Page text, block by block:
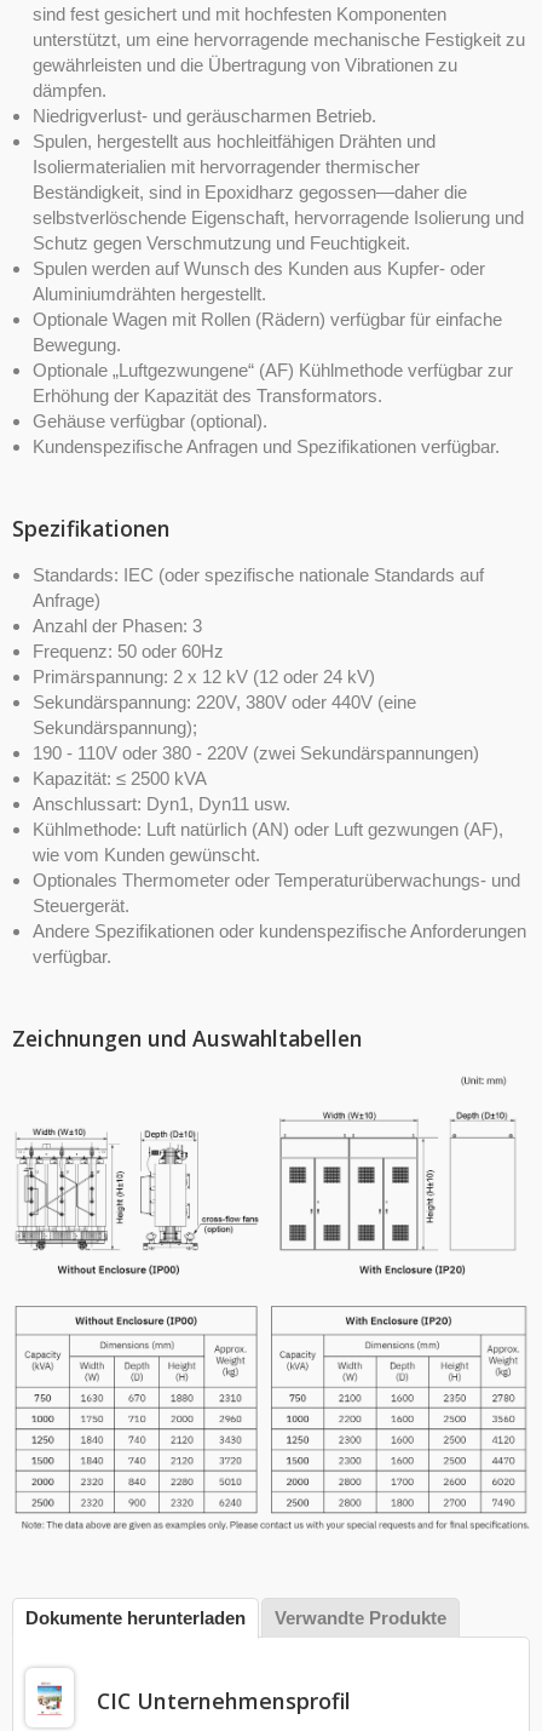
sind fest gesichert und mit hochfesten Komponenten
unterstützt, um eine hervorragende mechanische Festigkeit zu
gewährleisten und die Übertragung von Vibrationen zu
dämpfen.
Niedrigverlust- und geräuscharmen Betrieb.
Spulen, hergestellt aus hochleitfähigen Drähten und
Isoliermaterialien mit hervorragender thermischer
Beständigkeit, sind in Epoxidharz gegossen—daher die
selbstverlöschende Eigenschaft, hervorragende Isolierung und
Schutz gegen Verschmutzung und Feuchtigkeit.
Spulen werden auf Wunsch des Kunden aus Kupfer- oder
Aluminiumdrähten hergestellt.
Optionale Wagen mit Rollen (Rädern) verfügbar für einfache
Bewegung.
Optionale „Luftgezwungene“ (AF) Kühlmethode verfügbar zur
Erhöhung der Kapazität des Transformators.
Gehäuse verfügbar (optional).
Kundenspezifische Anfragen und Spezifikationen verfügbar.
Spezifikationen
Standards: IEC (oder spezifische nationale Standards auf
Anfrage)
Anzahl der Phasen: 3
Frequenz: 50 oder 60Hz
Primärspannung: 2 x 12 kV (12 oder 24 kV)
Sekundärspannung: 220V, 380V oder 440V (eine
Sekundärspannung);
190 - 110V oder 380 - 220V (zwei Sekundärspannungen)
Kapazität: ≤ 2500 kVA
Anschlussart: Dyn1, Dyn11 usw.
Kühlmethode: Luft natürlich (AN) oder Luft gezwungen (AF),
wie vom Kunden gewünscht.
Optionales Thermometer oder Temperaturüberwachungs- und
Steuergerät.
Andere Spezifikationen oder kundenspezifische Anforderungen
verfügbar.
Zeichnungen und Auswahltabellen
Dokumente herunterladen Verwandte Produkte
CIC Unternehmensprofil